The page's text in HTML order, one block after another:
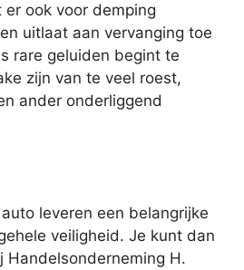
ook voor demping
uitlaat aan vervanging toe
rare geluiden begint te
zijn van te veel roest,
ander onderliggend
leveren een belangrijke
veiligheid. Je kunt dan
Handelsonderneming H.